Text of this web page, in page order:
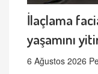
İlaçlama
yaşamını
6 Ağustos 2026